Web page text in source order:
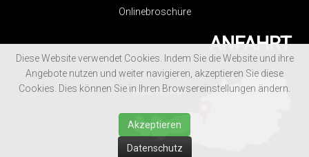
Onlinebroschüre
ANFAHRT
Diese Website verwendet Cookies. Indem Sie die Website und ihre
Angebote nutzen und weiter navigieren, akzeptieren Sie diese
Cookies. Dies können Sie in Ihren Browsereinstellungen ändern.
Akzeptieren
Datenschutz